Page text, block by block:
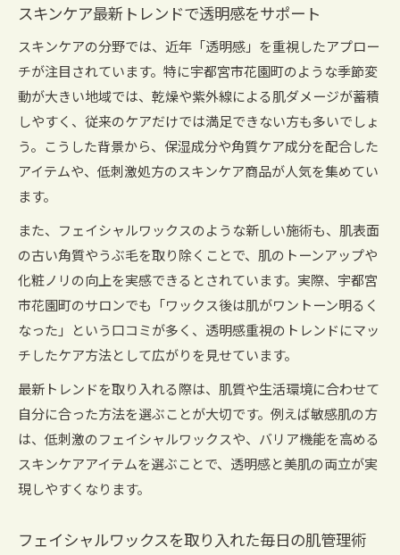
スキンケア最新トレンドで透明感をサポート
スキンケアの分野では、近年「透明感」を重視したアプロー
チが注目されています。特に宇都宮市花園町のような季節変
動が大きい地域では、乾燥や紫外線による肌ダメージが蓄積
しやすく、従来のケアだけでは満足できない方も多いでしょ
う。こうした背景から、保湿成分や角質ケア成分を配合した
アイテムや、低刺激処方のスキンケア商品が人気を集めてい
ます。
また、フェイシャルワックスのような新しい施術も、肌表面
の古い角質やうぶ毛を取り除くことで、肌のトーンアップや
化粧ノリの向上を実感できるとされています。実際、宇都宮
市花園町のサロンでも「ワックス後は肌がワントーン明るく
なった」という口コミが多く、透明感重視のトレンドにマッ
チしたケア方法として広がりを見せています。
最新トレンドを取り入れる際は、肌質や生活環境に合わせて
自分に合った方法を選ぶことが大切です。例えば敏感肌の方
は、低刺激のフェイシャルワックスや、バリア機能を高める
スキンケアアイテムを選ぶことで、透明感と美肌の両立が実
現しやすくなります。
フェイシャルワックスを取り入れた毎日の肌管理術